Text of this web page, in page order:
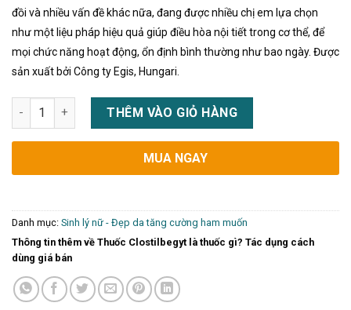
đồi và nhiều vấn đề khác nữa, đang được nhiều chị em lựa chọn
như một liệu pháp hiệu quả giúp điều hòa nội tiết trong cơ thể, để
mọi chức năng hoạt động, ổn định bình thường như bao ngày. Được
sản xuất bởi Công ty Egis, Hungari.
Thuốc Clostilbegyt là thuốc gì? Tác dụng cách dùng giá bán
THÊM VÀO GIỎ HÀNG
MUA NGAY
Danh mục: Sinh lý nữ - Đẹp da tăng cường ham muốn
Thông tin thêm về Thuốc Clostilbegyt là thuốc gì? Tác dụng cách
dùng giá bán